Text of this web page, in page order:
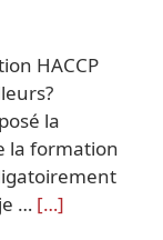
HACCP
la
la formation
… […]